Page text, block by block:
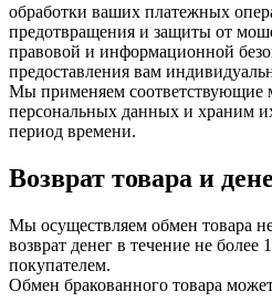
обработки ваших платежных
предотвращения и защиты от
правовой и информационной
предоставления вам
Мы применяем соответствующие
персональных данных и храним
период времени.
Возврат товара и
Мы осуществляем обмен товара
возврат денег в течение не более
покупателем.
Обмен бракованного товара